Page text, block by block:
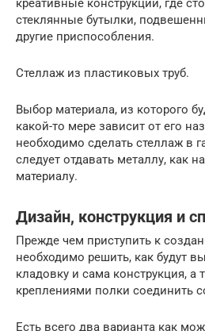
креативные конструкции, где
стеклянные бутылки,
другие приспособления.
Стеллаж из пластиковых труб.
Выбор материала, из которого
какой-то мере зависит от его
необходимо сделать стеллаж в
следует отдавать металлу, как
материалу.
Дизайн, конструкция и
Прежде чем приступить к
необходимо решить, как будут
кладовку и сама конструкция, а
креплениями полки соединить
Есть всего два варианта как